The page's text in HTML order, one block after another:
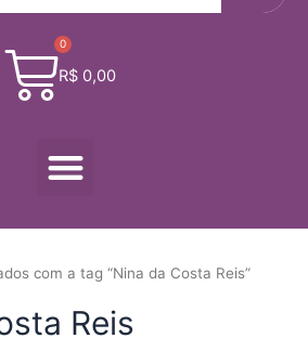
R$0,00
0
Cart
Menu
com a tag “Nina da Costa Reis”
Reis